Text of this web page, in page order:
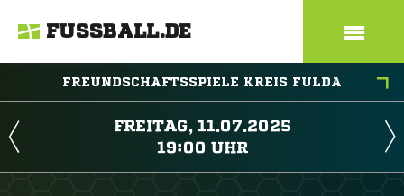
FUSSBALL.DE
FREUNDSCHAFTSSPIELE KREIS FULDA
 
 